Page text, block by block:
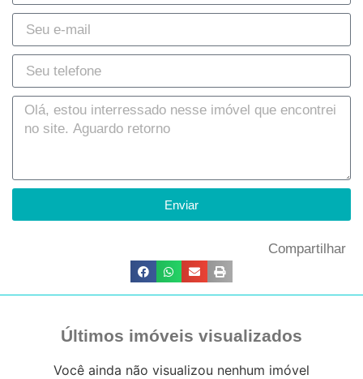
Enviar
Compartilhar
Últimos imóveis visualizados
Você ainda não visualizou nenhum imóvel